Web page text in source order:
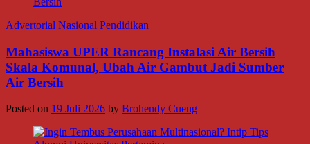
Advertorial Nasional Pendidikan
Mahasiswa UPER Rancang Instalasi Air Bersih
Skala Komunal, Ubah Air Gambut Jadi Sumber
Air Bersih
Posted on 19 Juli 2026 by Brohendy Cueng